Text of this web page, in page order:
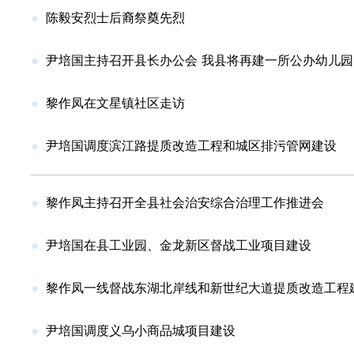
陈毅安烈士后裔祭奠先烈
尹培国主持召开县长办公会 我县将再建一所公办幼儿园
黎作凤在文星镇社区走访
尹培国调度滨江路提质改造工程和城区排污管网建设
黎作凤主持召开全县社会治安综合治理工作推进会
尹培国在县工业园、金龙新区督战工业项目建设
黎作凤一线督战东湖北岸线和新世纪大道提质改造工程
尹培国调度义乌小商品城项目建设